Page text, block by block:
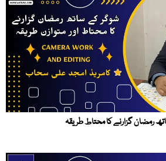
رمضان گزارنے کا محتاط طریقہ